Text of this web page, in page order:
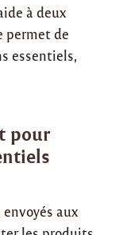
à deux
permet de
essentiels,
pour
aux